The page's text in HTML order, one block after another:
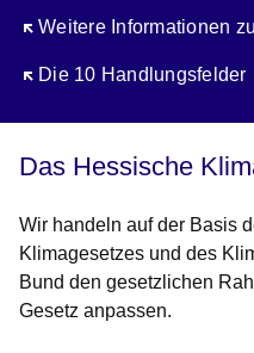
Weitere Informationen
Öffnet sich in einem
Die 10 Handlungsfelder
Öffnet sich in einem neuen
Das Hessische
Wir handeln auf der Basis
Klimagesetzes und des
Bund den gesetzlichen
Gesetz anpassen.